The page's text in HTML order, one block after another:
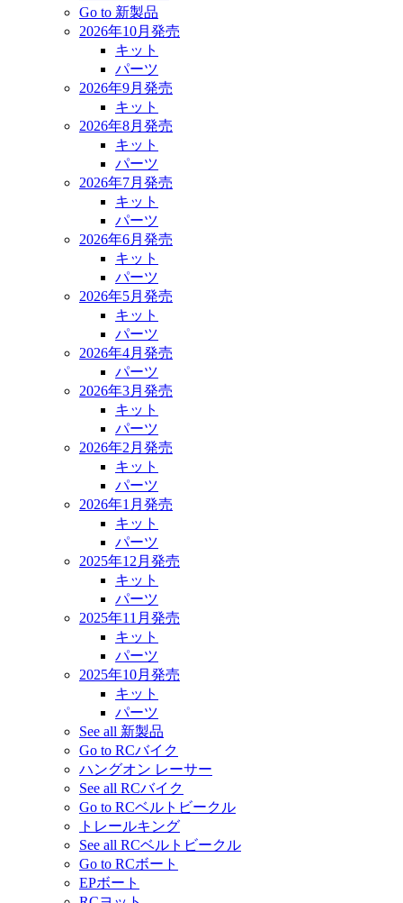
Go to 新製品
2026年10月発売
キット
パーツ
2026年9月発売
キット
2026年8月発売
キット
パーツ
2026年7月発売
キット
パーツ
2026年6月発売
キット
パーツ
2026年5月発売
キット
パーツ
2026年4月発売
パーツ
2026年3月発売
キット
パーツ
2026年2月発売
キット
パーツ
2026年1月発売
キット
パーツ
2025年12月発売
キット
パーツ
2025年11月発売
キット
パーツ
2025年10月発売
キット
パーツ
See all 新製品
Go to RCバイク
ハングオン レーサー
See all RCバイク
Go to RCベルトビークル
トレールキング
See all RCベルトビークル
Go to RCボート
EPボート